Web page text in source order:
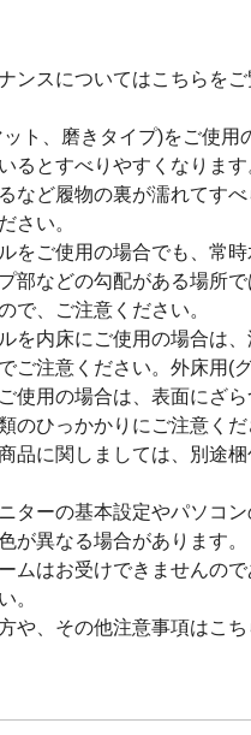
ンスについてはこちら を
ト、磨きタイプ)をご使用
るとすべりやすくなりま
など履物の裏が濡れてすべ
さい。
をご使用の場合でも、常
部などの勾配がある場所
で、ご注意ください。
を内床にご使用の場合は、
ご注意ください。外床用(
使用の場合は、表面にざ
のひっかかりにご注意くだ
品に関しましては、別途梱
ターの基本設定やパソコン
が異なる場合があります。
ムはお受けできませんの
。
や、その他注意事項はこち